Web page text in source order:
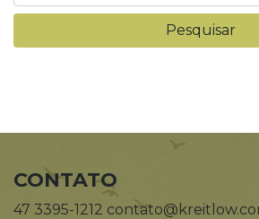
CONTATO
47 3395-1212